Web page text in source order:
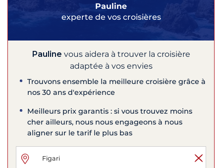
Pauline
experte de vos croisières
Pauline vous aidera à trouver la croisière
adaptée à vos envies
Trouvons ensemble la meilleure croisière grâce à
nos 30 ans d'expérience
Meilleurs prix garantis : si vous trouvez moins
cher ailleurs, nous nous engageons à nous
aligner sur le tarif le plus bas